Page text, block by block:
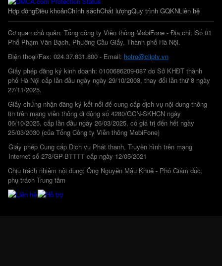
Hợp đồngĐiều khoảnChính sáchChất lượngQuy trình GQKNLiên hệ
Cơ quan chủ quản: Tổng công ty Viễn thông MobiFone - Địa chỉ: Số 01
Phố Phạm Văn Bạch, Phường Cầu Giấy, Thành phố Hà Nội.
Điện thoại/Fax: 024.37.831.800 - Email: hotro@cliptv.vn
Giấy phép đăng ký kinh doanh: 0100686209-087 do Sở KHĐT thành
phố Hà Nội cấp lần đầu ngày ngày 29/10/2008, thay đổi lần thứ 8 ngày
27/11/2025.
Giấy chứng nhận đăng ký kết nối để cung cấp dịch vụ nội dung thông
tin trên mạng viễn thông di động số 4280/GCN-SKHCN ngày
06/10/2025, cấp lần đầu ngày 26/03/2025, có giá trị đến hết ngày
25/03/2030 (của Tổng Công ty Viễn thông MobiFone)
Giấy phép Cung cấp Dịch vụ Phát thanh, Truyền hình trên mạng
Internet số 273/GP-BTTTT cấp ngày 12/05/2021
Chịu trách nhiệm nội dung: Ông Nguyễn Mậu Khuê - Phó Giám đốc,
phụ trách Trung tâm